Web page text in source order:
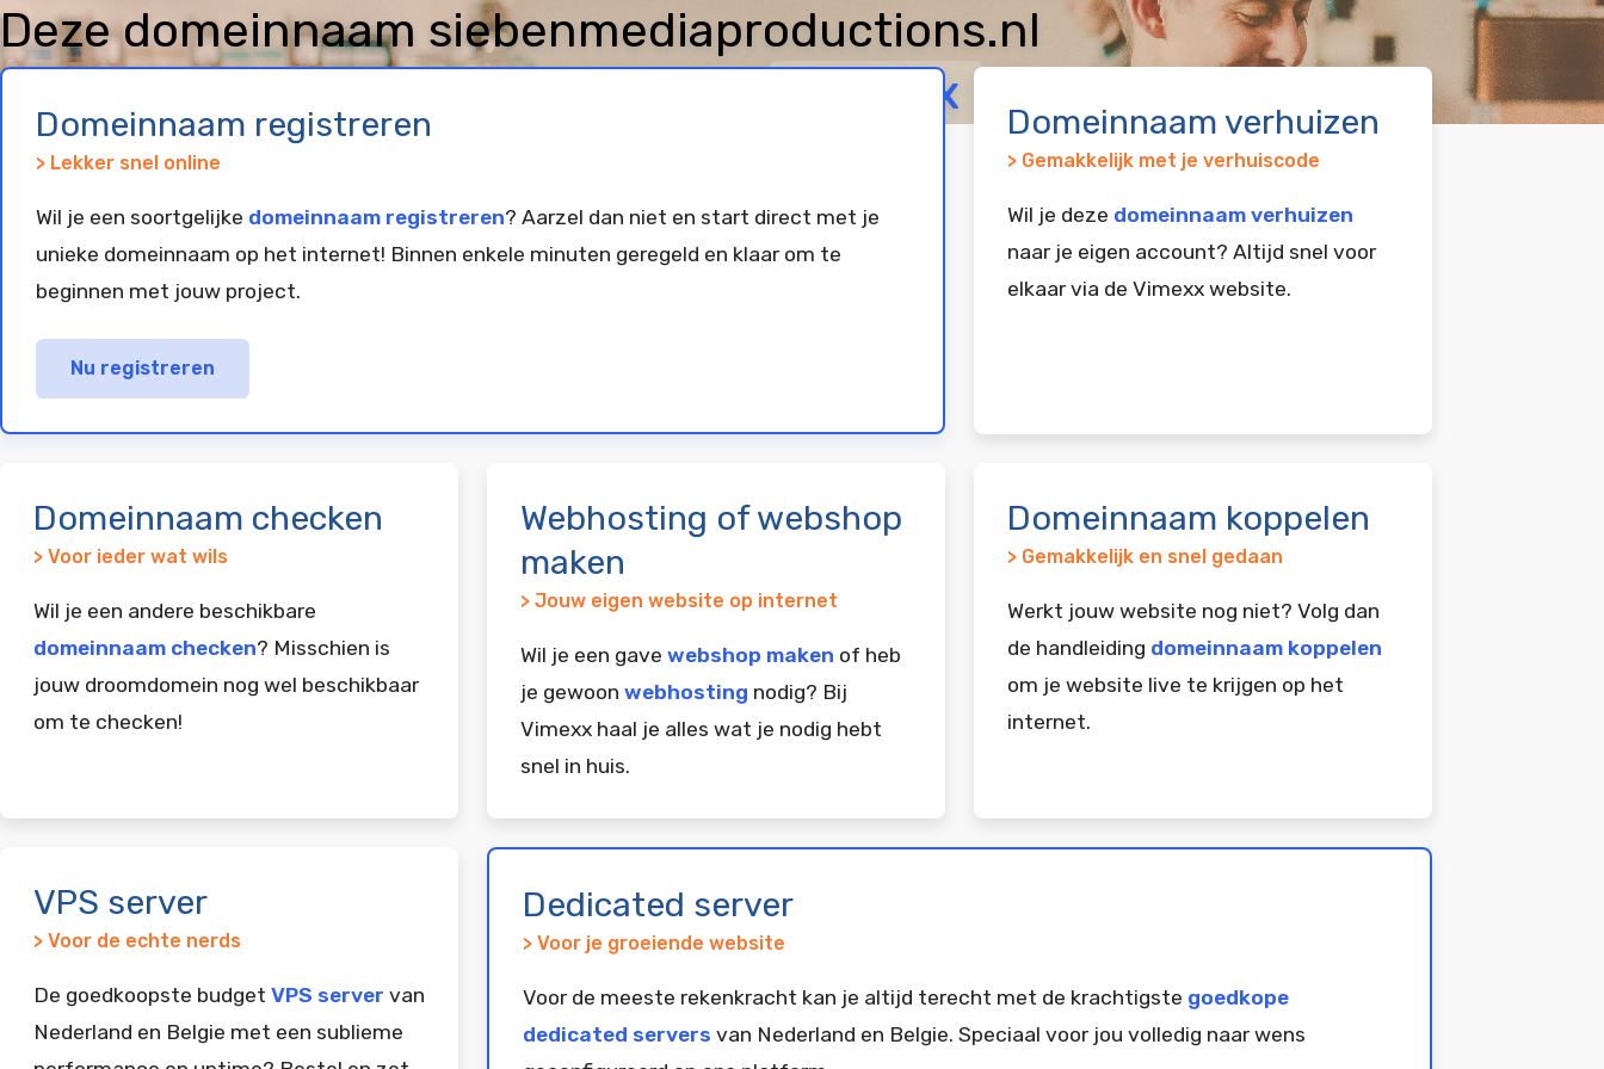
Deze domeinnaam siebenmediaproductions.nl
is geregistreerd en geparkeerd bij
Vimexx
Domeinnaam registreren
> Lekker snel online
Wil je een soortgelijke domeinnaam registreren? Aarzel dan niet en start direct met je
unieke domeinnaam op het internet! Binnen enkele minuten geregeld en klaar om te
beginnen met jouw project.
Nu registreren
Domeinnaam verhuizen
> Gemakkelijk met je verhuiscode
Wil je deze domeinnaam verhuizen
naar je eigen account? Altijd snel voor
elkaar via de Vimexx website.
Domeinnaam checken
> Voor ieder wat wils
Wil je een andere beschikbare
domeinnaam checken? Misschien is
jouw droomdomein nog wel beschikbaar
om te checken!
Webhosting of webshop
maken
> Jouw eigen website op internet
Wil je een gave webshop maken of heb
je gewoon webhosting nodig? Bij
Vimexx haal je alles wat je nodig hebt
snel in huis.
Domeinnaam koppelen
> Gemakkelijk en snel gedaan
Werkt jouw website nog niet? Volg dan
de handleiding domeinnaam koppelen
om je website live te krijgen op het
internet.
VPS server
> Voor de echte nerds
De goedkoopste budget VPS server van
Nederland en Belgie met een sublieme
Dedicated server
> Voor je groeiende website
Voor de meeste rekenkracht kan je altijd terecht met de krachtigste goedkope
dedicated servers van Nederland en Belgie. Speciaal voor jou volledig naar wens